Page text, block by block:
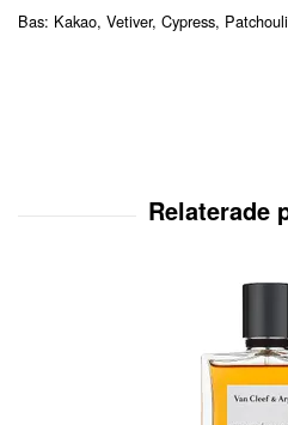
Bas: Kakao, Vetiver, Cypress, Patchouli